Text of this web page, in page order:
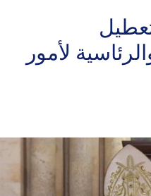
لأمور